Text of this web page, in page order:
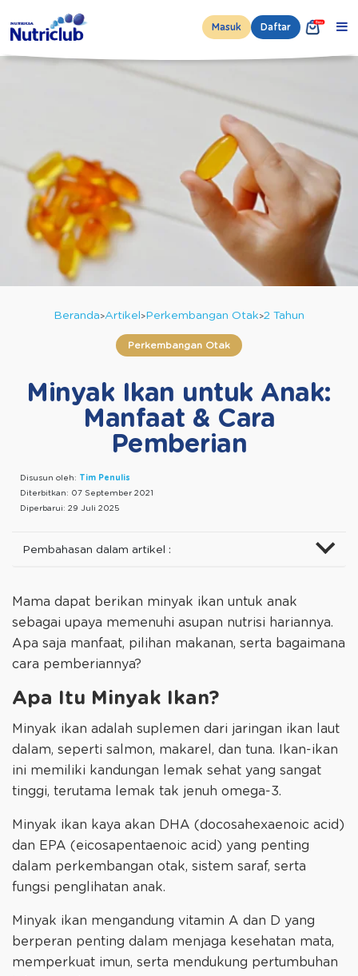
Masuk Daftar
Beranda Artikel Perkembangan Otak 2 Tahun
Perkembangan Otak
Minyak Ikan untuk Anak:
Manfaat & Cara
Pemberian
Disusun oleh: Tim Penulis
Diterbitkan: 07 September 2021
Diperbarui: 29 Juli 2025
Pembahasan dalam artikel :
Mama dapat berikan minyak ikan untuk anak
sebagai upaya memenuhi asupan nutrisi hariannya.
Apa saja manfaat, pilihan makanan, serta bagaimana
cara pemberiannya?
Apa Itu Minyak Ikan?
Minyak ikan adalah suplemen dari jaringan ikan laut
dalam, seperti salmon, makarel, dan tuna. Ikan-ikan
ini memiliki kandungan lemak sehat yang sangat
tinggi, terutama lemak tak jenuh omega-3.
Minyak ikan kaya akan DHA (docosahexaenoic acid)
dan EPA (eicosapentaenoic acid) yang penting
dalam perkembangan otak, sistem saraf, serta
fungsi penglihatan anak.
Minyak ikan mengandung vitamin A dan D yang
berperan penting dalam menjaga kesehatan mata,
memperkuat imun, serta mendukung pertumbuhan